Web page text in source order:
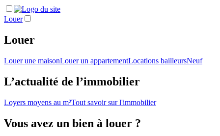
Louer
Louer
Louer une maisonLouer un appartementLocations bailleursNeuf
L’actualité de l’immobilier
Loyers moyens au m²Tout savoir sur l'immobilier
Vous avez un bien à louer ?